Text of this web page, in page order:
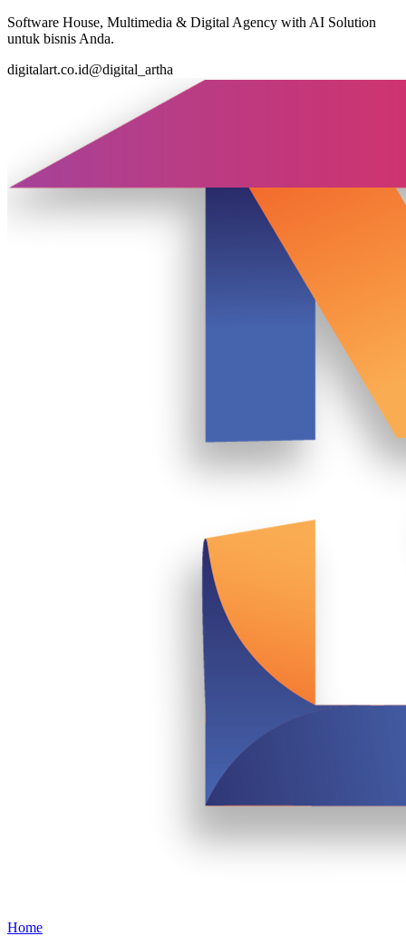
Software House, Multimedia & Digital Agency with AI Solution
untuk bisnis Anda.
digitalart.co.id@digital_artha
Home